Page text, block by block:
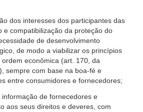
dos interesses dos participantes das
e compatibilização da proteção do
de desenvolvimento
de modo a viabilizar os princípios
econômica (art. 170, da
sempre com base na boa-fé e
entre consumidores e fornecedores;
informação de fornecedores e
aos seus direitos e deveres, com